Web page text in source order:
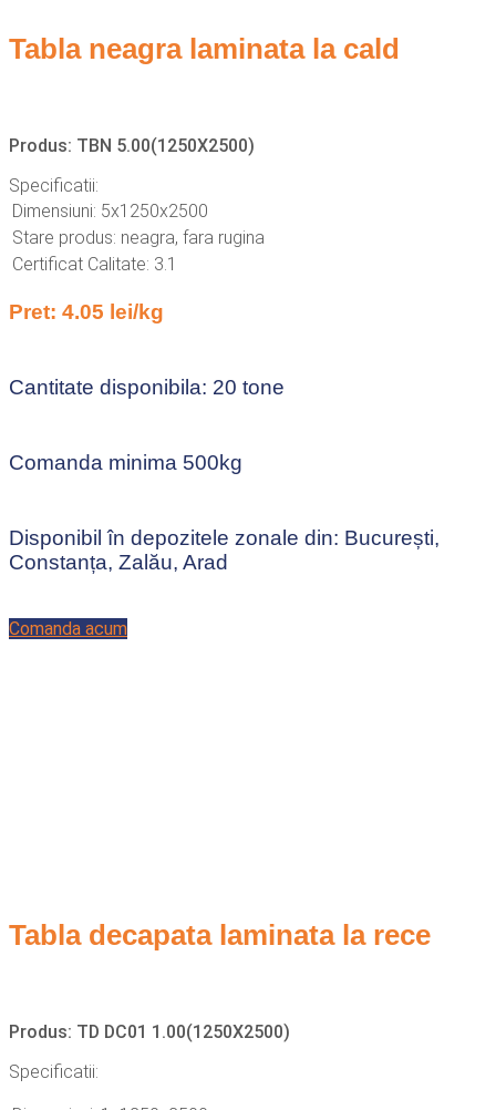
Tabla neagra laminata la cald
Produs: TBN 5.00(1250X2500)
Specificatii:
Dimensiuni: 5x1250x2500
Stare produs: neagra, fara rugina
Certificat Calitate: 3.1
Pret: 4.05 lei/kg
Cantitate disponibila: 20 tone
Comanda minima 500kg
Disponibil în depozitele zonale din: București,
Constanța, Zalău, Arad
Comanda acum
Tabla decapata laminata la rece
Produs: TD DC01 1.00(1250X2500)
Specificatii: